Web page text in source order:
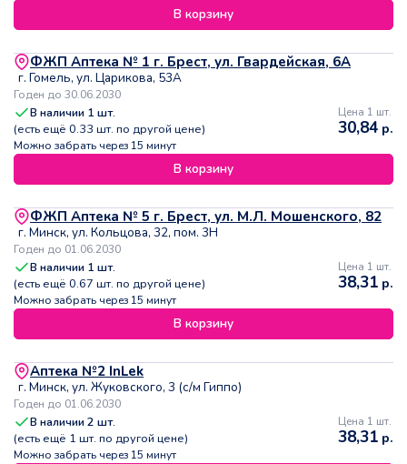
В корзину
ФЖП Аптека № 1 г. Брест, ул. Гвардейская, 6А
г. Гомель, ул. Царикова, 53А
Годен до 30.06.2030
В наличии 1 шт.
(есть ещё 0.33 шт. по другой цене)
Можно забрать через 15 минут
Цена 1 шт.
30,84 р.
В корзину
ФЖП Аптека № 5 г. Брест, ул. М.Л. Мошенского, 82
г. Минск, ул. Кольцова, 32, пом. 3Н
Годен до 01.06.2030
В наличии 1 шт.
(есть ещё 0.67 шт. по другой цене)
Можно забрать через 15 минут
Цена 1 шт.
38,31 р.
В корзину
Аптека №2 InLek
г. Минск, ул. Жуковского, 3 (с/м Гиппо)
Годен до 01.06.2030
В наличии2 шт.
(есть ещё 1 шт. по другой цене)
Можно забрать через 15 минут
Цена 1 шт.
38,31 р.